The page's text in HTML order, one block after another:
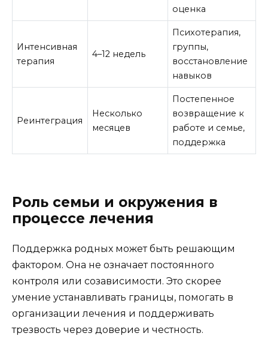
оценка
Интенсивная
терапия
4–12 недель
Психотерапия,
группы,
восстановление
навыков
Реинтеграция
Несколько
месяцев
Постепенное
возвращение к
работе и семье,
поддержка
Роль семьи и окружения в
процессе лечения
Поддержка родных может быть решающим
фактором. Она не означает постоянного
контроля или созависимости. Это скорее
умение устанавливать границы, помогать в
организации лечения и поддерживать
трезвость через доверие и честность.